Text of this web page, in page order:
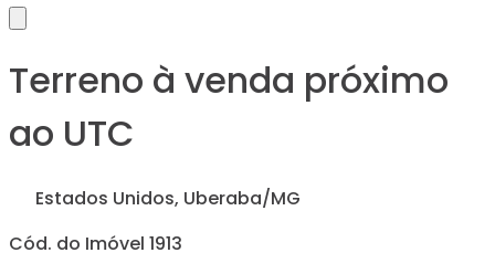
Terreno à venda próximo
ao UTC
Estados Unidos, Uberaba/MG
Cód. do Imóvel 1913